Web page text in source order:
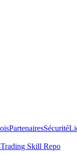
PartenairesSécurité
Trading Skill Repo